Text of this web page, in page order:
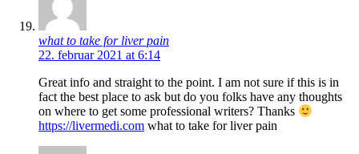
what to take for liver pain
22. februar 2021 at 6:14
Great info and straight to the point. I am not sure if this is in
fact the best place to ask but do you folks have any thoughts
on where to get some professional writers? Thanks
https://livermedi.com what to take for liver pain